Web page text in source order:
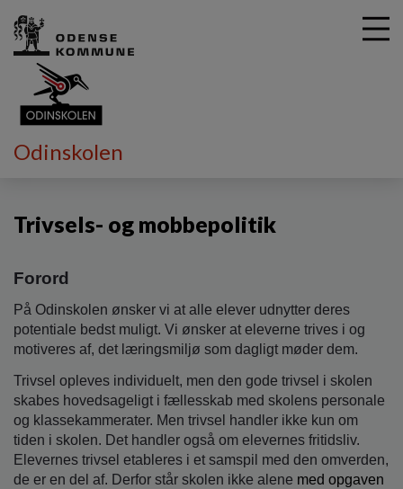
Odinskolen
Trivsels- og mobbepolitik
Forord
På Odinskolen ønsker vi at alle elever udnytter deres
potentiale bedst muligt. Vi ønsker at eleverne trives i og
motiveres af, det læringsmiljø som dagligt møder dem.
Trivsel opleves individuelt, men den gode trivsel i skolen
skabes hovedsageligt i fællesskab med skolens personale
og klassekammerater. Men trivsel handler ikke kun om
tiden i skolen. Det handler også om elevernes fritidsliv.
Elevernes trivsel etableres i et samspil med den omverden,
de er en del af. Derfor står skolen ikke alene med opgaven